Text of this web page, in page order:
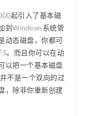
起引入了基本磁
到Windows系统管
动态磁盘，你都可
。而且你可以在动
以把一个基本磁盘
不是一个双向的过
，除非你重新创建